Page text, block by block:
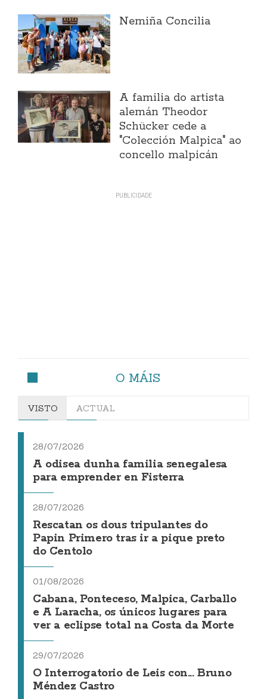
Nemiña Concilia
A familia do artista
alemán Theodor
Schücker cede a
"Colección Malpica" ao
concello malpicán
O MÁIS
VISTO ACTUAL
28/07/2026
A odisea dunha familia senegalesa
para emprender en Fisterra
28/07/2026
Rescatan os dous tripulantes do
Papin Primero tras ir a pique preto
do Centolo
01/08/2026
Cabana, Ponteceso, Malpica, Carballo
e A Laracha, os únicos lugares para
ver a eclipse total na Costa da Morte
29/07/2026
O Interrogatorio de Leis con... Bruno
Méndez Castro